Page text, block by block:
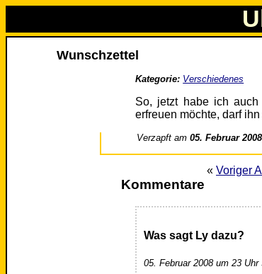
Wunschzettel
Kategorie: Verschiedenes
So, jetzt habe ich auch
erfreuen möchte, darf
Verzapft am05. Februar 2008
« Voriger
Kommentare
Was sagt Ly dazu?
05. Februar 2008 um 23 Uhr